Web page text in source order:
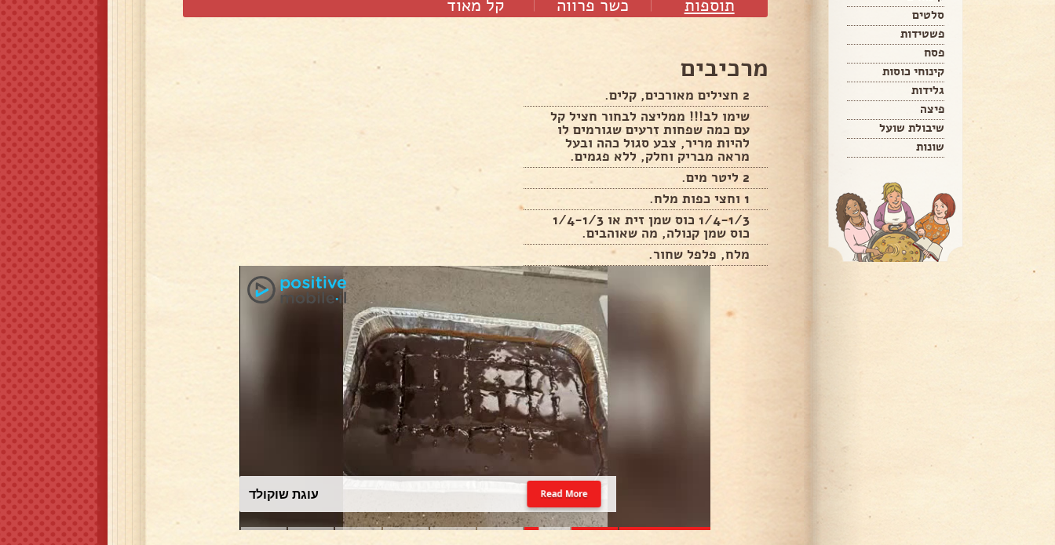
סלטים
פשטידות
פסח
קינוחי כוסות
גלידות
פיצה
שיבולת שועל
שונות
תוספות כשר פרווה קל מאוד
מרכיבים
2 חצילים מאורכים, קלים.
שימו לב!!! ממליצה לבחור חציל קל
עם כמה שפחות זרעים שגורמים לו
להיות מריר, צבע סגול כהה ובעל
מראה מבריק וחלק, ללא פגמים.
2 ליטר מים.
1 וחצי כפות מלח.
1/4-1/3 כוס שמן זית או 1/4-1/3
כוס שמן קנולה, מה שאוהבים.
מלח, פלפל שחור.
עוגת שוקולד Read More